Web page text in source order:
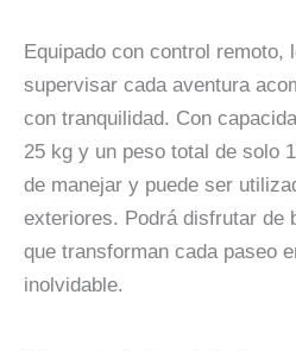
Equipado con control remoto,
supervisar cada aventura
con tranquilidad. Con
25 kg y un peso total de solo
de manejar y puede ser
exteriores. Podrá disfrutar de
que transforman cada paseo
inolvidable.